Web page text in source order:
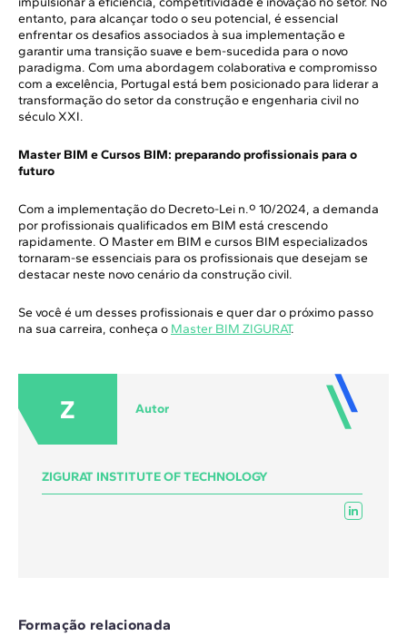
entanto, para alcançar todo o seu potencial, é essencial
enfrentar os desafios associados à sua implementação e
garantir uma transição suave e bem-sucedida para o novo
paradigma. Com uma abordagem colaborativa e compromisso
com a excelência, Portugal está bem posicionado para liderar a
transformação do setor da construção e engenharia civil no
século XXI.
Master BIM e Cursos BIM: preparando profissionais para o
futuro
Com a implementação do Decreto-Lei n.º 10/2024, a demanda
por profissionais qualificados em BIM está crescendo
rapidamente. O Master em BIM e cursos BIM especializados
tornaram-se essenciais para os profissionais que desejam se
destacar neste novo cenário da construção civil.
Se você é um desses profissionais e quer dar o próximo passo
na sua carreira, conheça o Master BIM ZIGURAT.
Z Autor
ZIGURAT INSTITUTE OF TECHNOLOGY
Formação relacionada